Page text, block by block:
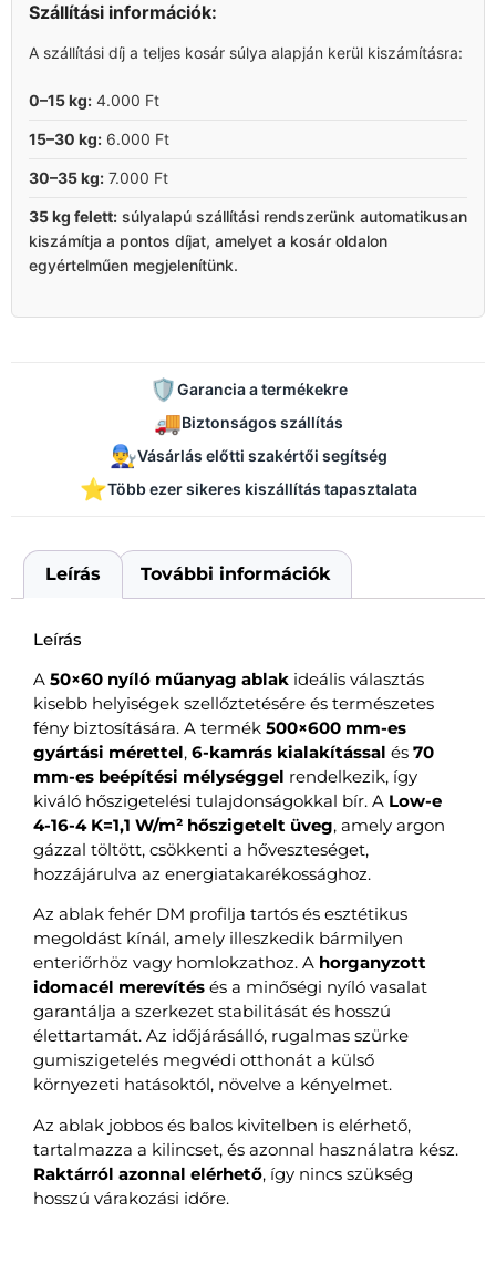
Szállítási információk:
A szállítási díj a teljes kosár súlya alapján kerül kiszámításra:
0–15 kg: 4.000 Ft
15–30 kg: 6.000 Ft
30–35 kg: 7.000 Ft
35 kg felett: súlyalapú szállítási rendszerünk automatikusan
kiszámítja a pontos díjat, amelyet a kosár oldalon
egyértelműen megjelenítünk.
🛡️Garancia a termékekre
🚚Biztonságos szállítás
👨‍🔧Vásárlás előtti szakértői segítség
⭐Több ezer sikeres kiszállítás tapasztalata
Leírás További információk
Leírás
A 50×60 nyíló műanyag ablak ideális választás
kisebb helyiségek szellőztetésére és természetes
fény biztosítására. A termék 500×600 mm-es
gyártási mérettel, 6-kamrás kialakítással és 70
mm-es beépítési mélységgel rendelkezik, így
kiváló hőszigetelési tulajdonságokkal bír. A Low-e
4-16-4 K=1,1 W/m² hőszigetelt üveg, amely argon
gázzal töltött, csökkenti a hőveszteséget,
hozzájárulva az energiatakarékossághoz.
Az ablak fehér DM profilja tartós és esztétikus
megoldást kínál, amely illeszkedik bármilyen
enteriőrhöz vagy homlokzathoz. A horganyzott
idomacél merevítés és a minőségi nyíló vasalat
garantálja a szerkezet stabilitását és hosszú
élettartamát. Az időjárásálló, rugalmas szürke
gumiszigetelés megvédi otthonát a külső
környezeti hatásoktól, növelve a kényelmet.
Az ablak jobbos és balos kivitelben is elérhető,
tartalmazza a kilincset, és azonnal használatra kész.
Raktárról azonnal elérhető, így nincs szükség
hosszú várakozási időre.